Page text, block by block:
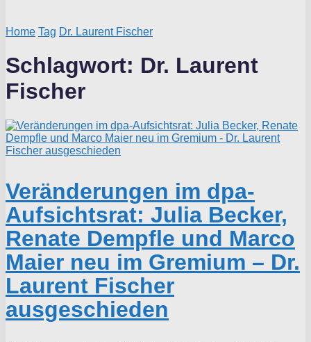
Home Tag Dr. Laurent Fischer
Schlagwort: Dr. Laurent
Fischer
Veränderungen im dpa-
Aufsichtsrat: Julia Becker,
Renate Dempfle und Marco
Maier neu im Gremium – Dr.
Laurent Fischer
ausgeschieden